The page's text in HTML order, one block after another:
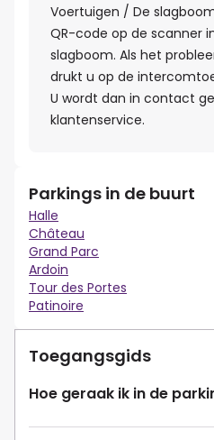
Voertuigen / De
QR-code op de scanner
slagboom. Als het
drukt u op de
U wordt dan in contact
klantenservice.
Parkings in de buurt
Halle
Château
Grand Parc
Ardoin
Tour des Portes
Patinoire
Toegangsgids
Hoe geraak ik in de